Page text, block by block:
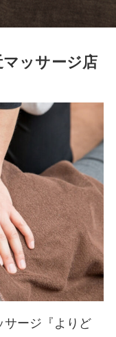
マッサージ店
サージ『よりど